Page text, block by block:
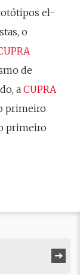
el-
o
de
a CUPRA
primeiro
primeiro